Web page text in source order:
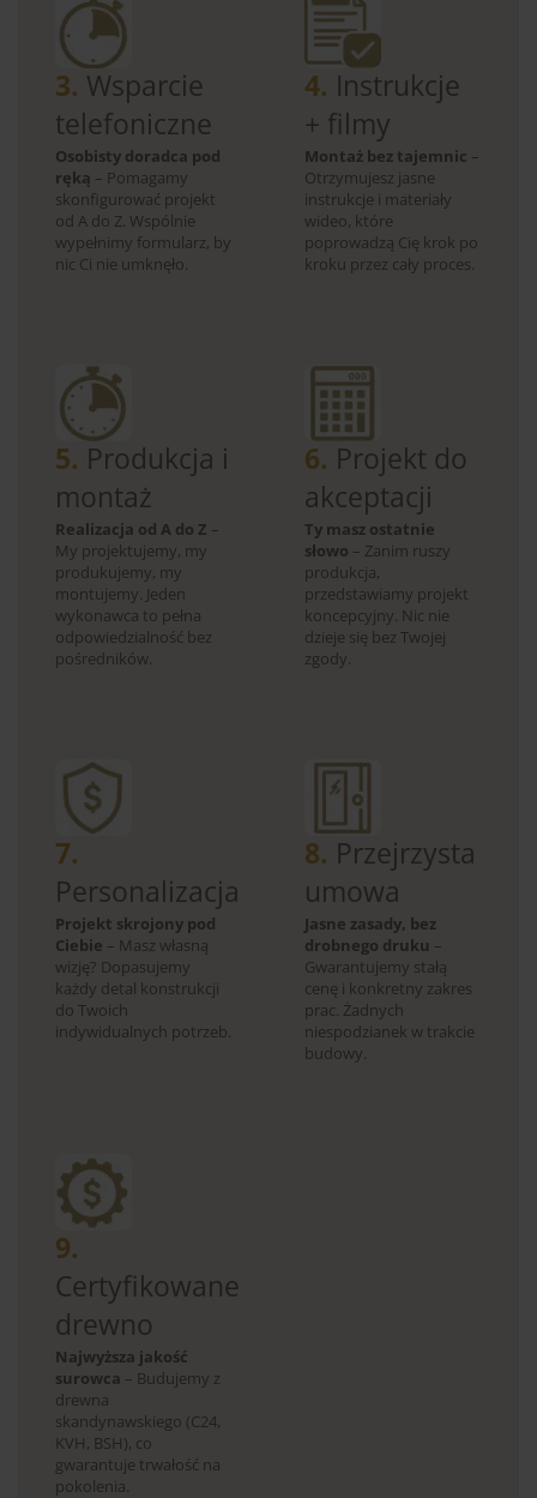
3. Wsparcie
telefoniczne
Osobisty doradca pod
ręką – Pomagamy
skonfigurować projekt
od A do Z. Wspólnie
wypełnimy formularz, by
nic Ci nie umknęło.
4. Instrukcje
+ filmy
Montaż bez tajemnic –
Otrzymujesz jasne
instrukcje i materiały
wideo, które
poprowadzą Cię krok po
kroku przez cały proces.
5. Produkcja i
montaż
Realizacja od A do Z –
My projektujemy, my
produkujemy, my
montujemy. Jeden
wykonawca to pełna
odpowiedzialność bez
pośredników.
6. Projekt do
akceptacji
Ty masz ostatnie
słowo – Zanim ruszy
produkcja,
przedstawiamy projekt
koncepcyjny. Nic nie
dzieje się bez Twojej
zgody.
7.
Personalizacja
Projekt skrojony pod
Ciebie – Masz własną
wizję? Dopasujemy
każdy detal konstrukcji
do Twoich
indywidualnych potrzeb.
8. Przejrzysta
umowa
Jasne zasady, bez
drobnego druku –
Gwarantujemy stałą
cenę i konkretny zakres
prac. Żadnych
niespodzianek w trakcie
budowy.
9.
Certyfikowane
drewno
Najwyższa jakość
surowca – Budujemy z
drewna
skandynawskiego (C24,
KVH, BSH), co
gwarantuje trwałość na
pokolenia.